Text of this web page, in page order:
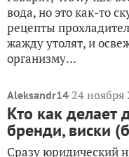
вода, но это как-то
рецепты
жажду утолят, и
организму...
Aleksandr14 24 ноября
Кто как делает
бренди, виски
Сразу юридический